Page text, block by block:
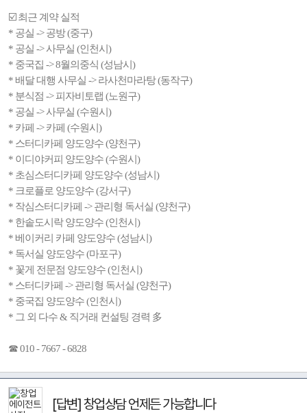
☑️ 최근 계약 실적
* 공실 -> 공방 (중구)
* 공실 -> 사무실 (인천시)
* 중국집 -> 8월의중식 (성남시)
* 배달 대행 사무실 -> 라사천마라탕 (동작구)
* 분식점 -> 피자비토랩 (노원구)
* 공실 -> 사무실 (수원시)
* 카페 -> 카페 (수원시)
* 스터디카페 양도양수 (양천구)
* 이디야커피 양도양수 (수원시)
* 초심스터디카페 양도양수 (성남시)
* 크로플로 양도양수 (강서구)
* 작심스터디카페 -> 관리형 독서실 (양천구)
* 한솥도시락 양도양수 (인천시)
* 베이커리 카페 양도양수 (성남시)
* 독서실 양도양수 (마포구)
* 꽃게 전문점 양도양수 (인천시)
* 스터디카페 -> 관리형 독서실 (양천구)
* 중국집 양도양수 (인천시)
* 그 외 다수 & 직거래 컨설팅 경력 多
☎ 010 - 7667 - 6828
[답변] 창업상담 언제든 가능합니다